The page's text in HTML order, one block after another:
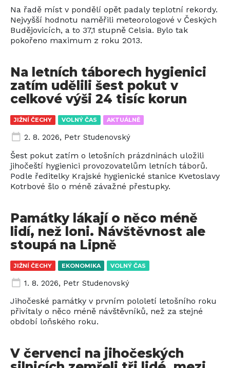
Na řadě míst v pondělí opět padaly teplotní rekordy.
Nejvyšší hodnotu naměřili meteorologové v Českých
Budějovicích, a to 37,1 stupně Celsia. Bylo tak
pokořeno maximum z roku 2013.
JIŽNÍ ČECHY VOLNÝ ČAS AKTUÁLNĚ
Na letních táborech hygienici
zatím udělili šest pokut v
celkové výši 24 tisíc korun
2. 8. 2026, Petr Studenovský
Šest pokut zatím o letošních prázdninách uložili
jihočeští hygienici provozovatelům letních táborů.
Podle ředitelky Krajské hygienické stanice Kvetoslavy
Kotrbové šlo o méně závažné přestupky.
JIŽNÍ ČECHY EKONOMIKA VOLNÝ ČAS
Památky lákají o něco méně
lidí, než loni. Návštěvnost ale
stoupá na Lipně
1. 8. 2026, Petr Studenovský
Jihočeské památky v prvním pololetí letošního roku
přivítaly o něco méně návštěvníků, než za stejné
období loňského roku.
V červenci na jihočeských